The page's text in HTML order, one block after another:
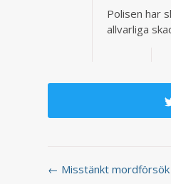
Polisen har
allvarliga
← Misstänkt mordförsök